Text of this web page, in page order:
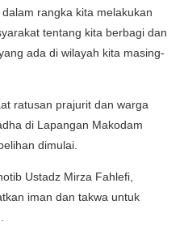
rangka kita melakukan
tentang kita berbagi dan
ada di wilayah kita masing-
ratusan prajurit dan warga
di Lapangan Makodam
dimulai.
Ustadz Mirza Fahlefi,
iman dan takwa untuk